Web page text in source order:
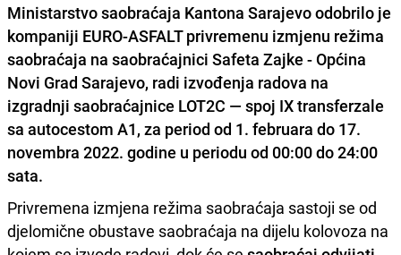
Ministarstvo saobraćaja Kantona Sarajevo odobrilo je
kompaniji EURO-ASFALT privremenu izmjenu režima
saobraćaja na saobraćajnici Safeta Zajke - Općina
Novi Grad Sarajevo, radi izvođenja radova na
izgradnji saobraćajnice LOT2C — spoj IX transferzale
sa autocestom A1, za period od 1. februara do 17.
novembra 2022. godine u periodu od 00:00 do 24:00
sata.
Privremena izmjena režima saobraćaja sastoji se od
djelomične obustave saobraćaja na dijelu kolovoza na